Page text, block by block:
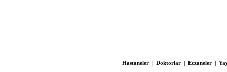
Hastaneler | Doktorlar | Eczaneler |